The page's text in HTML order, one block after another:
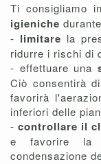
Ti consigliamo
igieniche
- limitare la
ridurre i rischi di
- effettuare una
Ciò consentirà
favorirà
inferiori delle
- controllare il
e favorire la
condensazione